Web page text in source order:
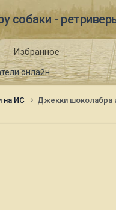
собаки -
онлайн
Избранное
на ИС Джекки шоколабра